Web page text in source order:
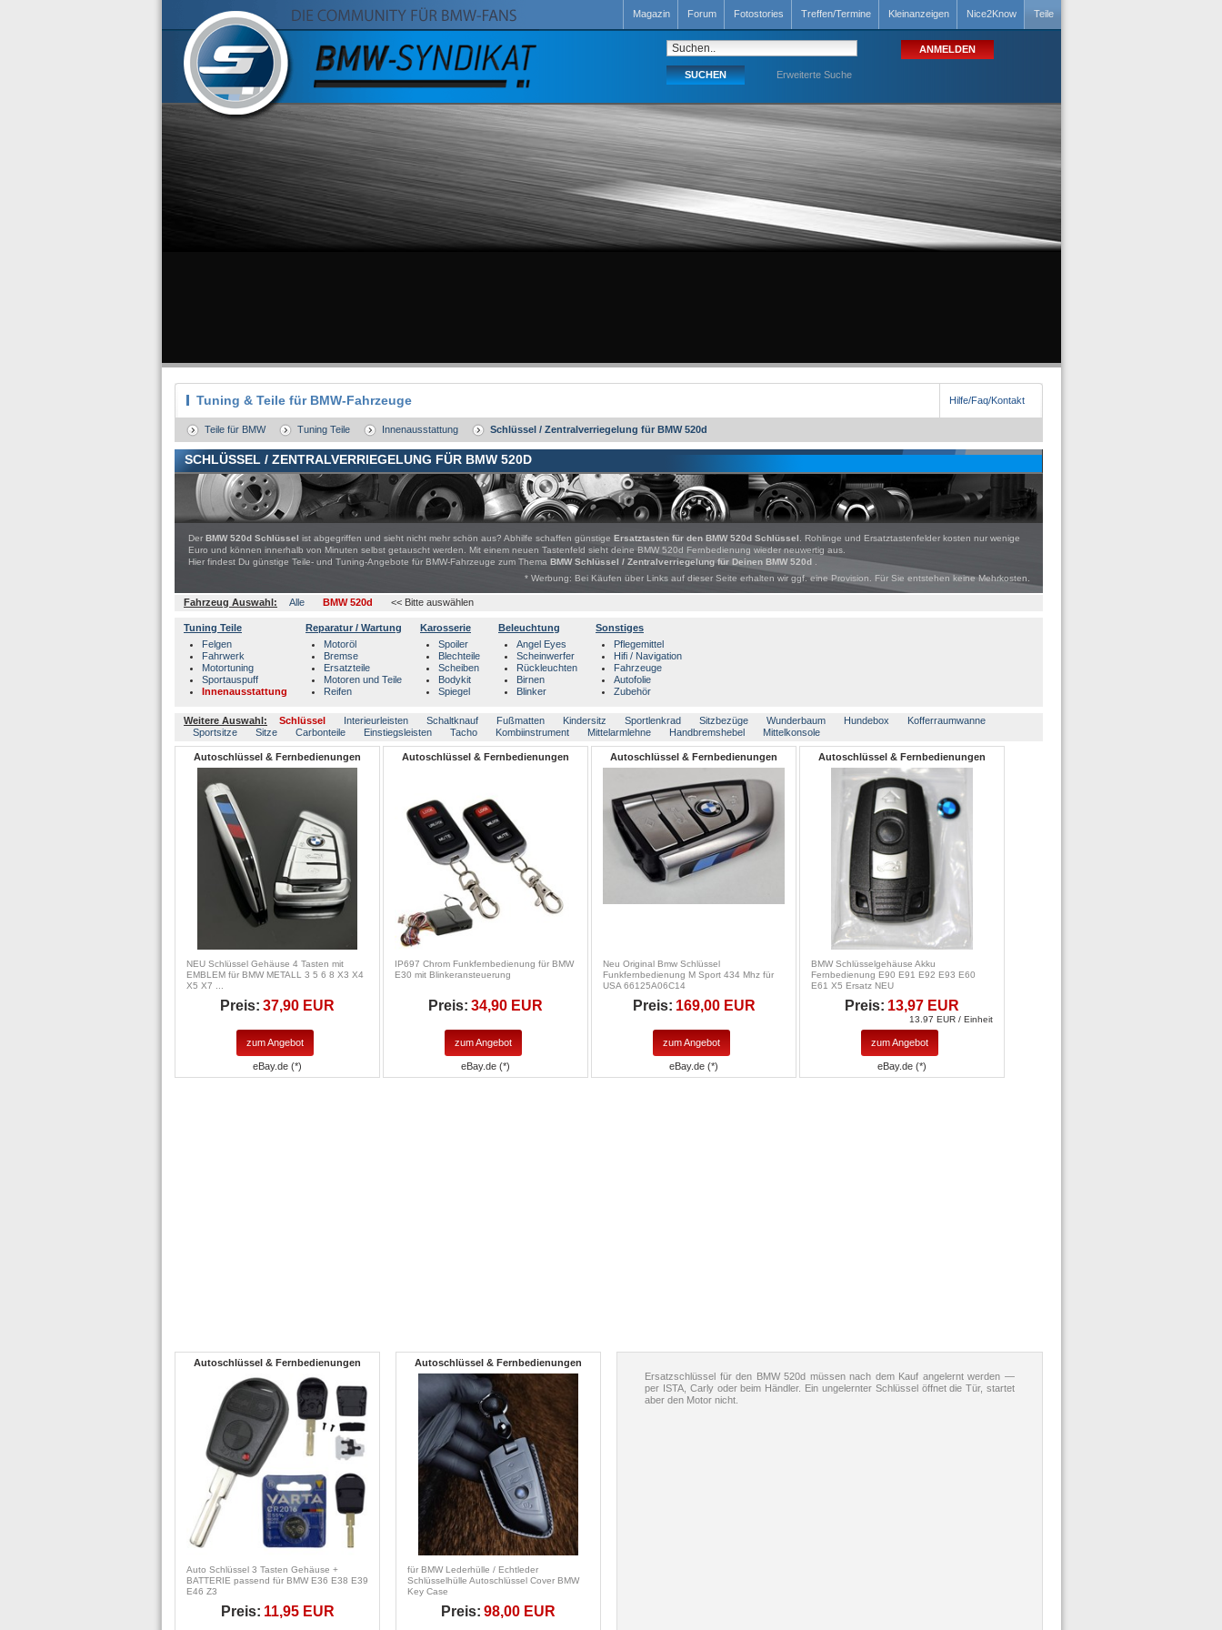
Magazin Forum Fotostories Treffen/Termine Kleinanzeigen Nice2Know Teile
Erweiterte Suche
Tuning & Teile für BMW-Fahrzeuge Hilfe/Faq/Kontakt
Teile für BMW Tuning Teile Innenausstattung Schlüssel / Zentralverriegelung für BMW 520d
SCHLÜSSEL / ZENTRALVERRIEGELUNG FÜR BMW 520D
Der BMW 520d Schlüssel ist abgegriffen und sieht nicht mehr schön aus? Abhilfe schaffen günstige Ersatztasten für den BMW 520d Schlüssel . Rohlinge und Ersatztastenfelder kosten nur wenige
Euro und können innerhalb von Minuten selbst getauscht werden. Mit einem neuen Tastenfeld sieht deine BMW 520d Fernbedienung wieder neuwertig aus.
Hier findest Du günstige Teile- und Tuning-Angebote für BMW-Fahrzeuge zum Thema BMW Schlüssel / Zentralverriegelung für Deinen BMW 520d
* Werbung: Bei Käufen über Links auf dieser Seite erhalten wir ggf. eine Provision. Für Sie entstehen keine Mehrkosten.
Fahrzeug Auswahl: Alle BMW 520d << Bitte auswählen
Tuning Teile
Felgen
Fahrwerk
Motortuning
Sportauspuff
Innenausstattung
Reparatur / Wartung
Motoröl
Bremse
Ersatzteile
Motoren und Teile
Reifen
Karosserie
Spoiler
Blechteile
Scheiben
Bodykit
Spiegel
Beleuchtung
Angel Eyes
Scheinwerfer
Rückleuchten
Birnen
Blinker
Sonstiges
Pflegemittel
Hifi / Navigation
Fahrzeuge
Autofolie
Zubehör
Weitere Auswahl: Schlüssel Interieurleisten Schaltknauf Fußmatten Kindersitz Sportlenkrad Sitzbezüge Wunderbaum Hundebox
Kofferraumwanne
Sportsitze
Sitze Carbonteile Einstiegsleisten Tacho Kombiinstrument Mittelarmlehne Handbremshebel Mittelkonsole
Autoschlüssel & Fernbedienungen
NEU Schlüssel Gehäuse 4 Tasten mit
EMBLEM für BMW METALL 3 5 6 8 X3 X4
X5 X7 ...
Preis: 37,90 EUR
zum Angebot
eBay.de (*)
Autoschlüssel & Fernbedienungen
IP697 Chrom Funkfernbedienung für BMW
E30 mit Blinkeransteuerung
Preis: 34,90 EUR
zum Angebot
eBay.de (*)
Autoschlüssel & Fernbedienungen
Neu Original Bmw Schlüssel
Funkfernbedienung M Sport 434 Mhz für
USA 66125A06C14
Preis: 169,00 EUR
zum Angebot
eBay.de (*)
Autoschlüssel & Fernbedienungen
BMW Schlüsselgehäuse Akku
Fernbedienung E90 E91 E92 E93 E60
E61 X5 Ersatz NEU
Preis: 13,97 EUR
13.97 EUR / Einheit
zum Angebot
eBay.de (*)
Autoschlüssel & Fernbedienungen
Auto Schlüssel 3 Tasten Gehäuse +
BATTERIE passend für BMW E36 E38 E39
E46 Z3
Preis: 11,95 EUR
Autoschlüssel & Fernbedienungen
für BMW Lederhülle / Echtleder
Schlüsselhülle Autoschlüssel Cover BMW
Key Case
Preis: 98,00 EUR
Ersatzschlüssel für den BMW 520d müssen nach dem Kauf angelernt werden —
per ISTA, Carly oder beim Händler. Ein ungelernter Schlüssel öffnet die Tür, startet
aber den Motor nicht.